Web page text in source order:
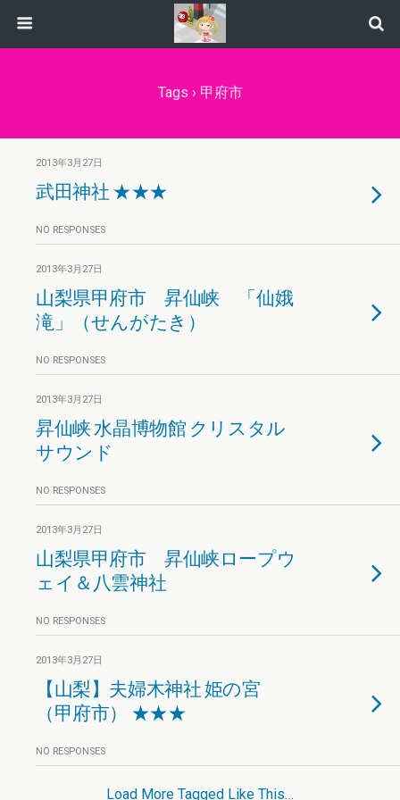
Tags › 甲府市
2013年3月27日
武田神社 ★★★
NO RESPONSES
2013年3月27日
山梨県甲府市 昇仙峡 「仙娥
滝」（せんがたき）
NO RESPONSES
2013年3月27日
昇仙峡 水晶博物館 クリスタル
サウンド
NO RESPONSES
2013年3月27日
山梨県甲府市 昇仙峡ロープウ
ェイ＆八雲神社
NO RESPONSES
2013年3月27日
【山梨】夫婦木神社 姫の宮
（甲府市） ★★★
NO RESPONSES
Load More Tagged Like This…